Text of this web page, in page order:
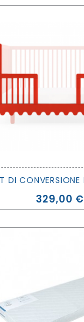
Prezzo
329,00 €